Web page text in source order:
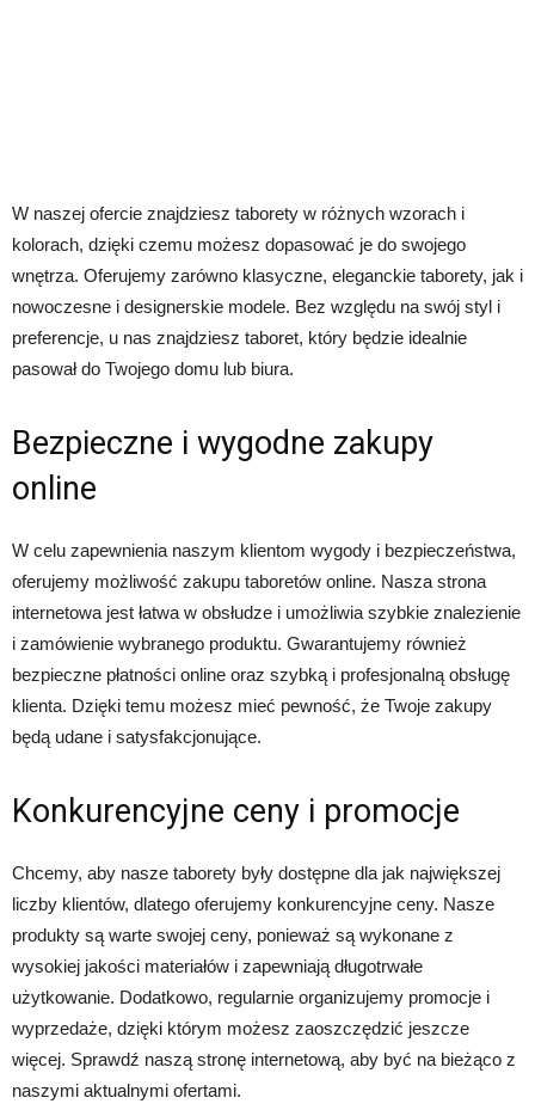
W naszej ofercie znajdziesz taborety w różnych wzorach i
kolorach, dzięki czemu możesz dopasować je do swojego
wnętrza. Oferujemy zarówno klasyczne, eleganckie taborety, jak i
nowoczesne i designerskie modele. Bez względu na swój styl i
preferencje, u nas znajdziesz taboret, który będzie idealnie
pasował do Twojego domu lub biura.
Bezpieczne i wygodne zakupy
online
W celu zapewnienia naszym klientom wygody i bezpieczeństwa,
oferujemy możliwość zakupu taboretów online. Nasza strona
internetowa jest łatwa w obsłudze i umożliwia szybkie znalezienie
i zamówienie wybranego produktu. Gwarantujemy również
bezpieczne płatności online oraz szybką i profesjonalną obsługę
klienta. Dzięki temu możesz mieć pewność, że Twoje zakupy
będą udane i satysfakcjonujące.
Konkurencyjne ceny i promocje
Chcemy, aby nasze taborety były dostępne dla jak największej
liczby klientów, dlatego oferujemy konkurencyjne ceny. Nasze
produkty są warte swojej ceny, ponieważ są wykonane z
wysokiej jakości materiałów i zapewniają długotrwałe
użytkowanie. Dodatkowo, regularnie organizujemy promocje i
wyprzedaże, dzięki którym możesz zaoszczędzić jeszcze
więcej. Sprawdź naszą stronę internetową, aby być na bieżąco z
naszymi aktualnymi ofertami.